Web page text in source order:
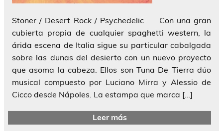
Stoner / Desert Rock / Psychedelic Con una gran
cubierta propia de cualquier spaghetti western, la
árida escena de Italia sigue su particular cabalgada
sobre las dunas del desierto con un nuevo proyecto
que asoma la cabeza. Ellos son Tuna De Tierra dúo
musical compuesto por Luciano Mirra y Alessio de
Cicco desde Nápoles. La estampa que marca […]
Leer más